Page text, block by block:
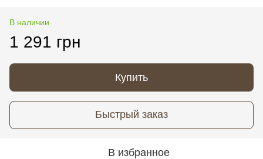
В наличии
1 291 грн
Купить
Быстрый заказ
В избранное